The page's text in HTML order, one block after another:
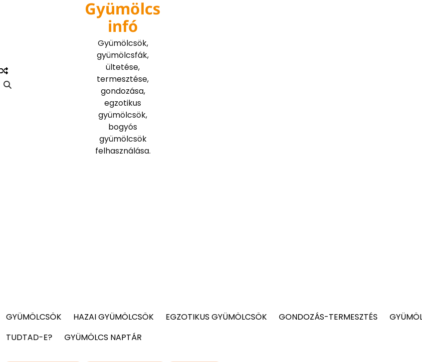
Gyümölcs
infó
Gyümölcsök,
gyümölcsfák,
ültetése,
termesztése,
gondozása,
egzotikus
gyümölcsök,
bogyós
gyümölcsök
felhasználása.
GYÜMÖLCSÖK HAZAI GYÜMÖLCSÖK EGZOTIKUS GYÜMÖLCSÖK GONDOZÁS-TERMESZTÉS
TUDTAD-E?
GYÜMÖLCS NAPTÁR